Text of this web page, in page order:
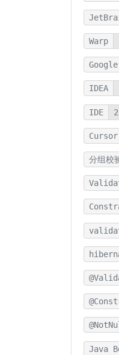
Warp
Google
IDEA
IDE 2
Cursor
分组校
Java